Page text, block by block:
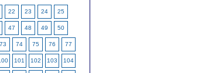
22 23 24 25
47 48 49 50
73 74 75 76 77
101 102 103 104